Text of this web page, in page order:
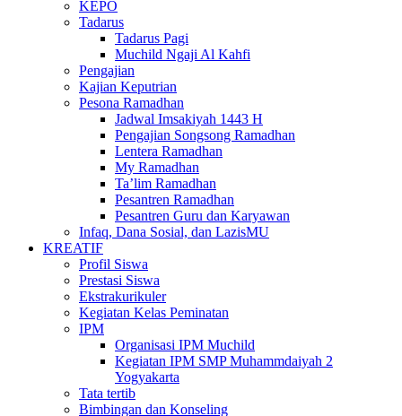
KEPO
Tadarus
Tadarus Pagi
Muchild Ngaji Al Kahfi
Pengajian
Kajian Keputrian
Pesona Ramadhan
Jadwal Imsakiyah 1443 H
Pengajian Songsong Ramadhan
Lentera Ramadhan
My Ramadhan
Ta’lim Ramadhan
Pesantren Ramadhan
Pesantren Guru dan Karyawan
Infaq, Dana Sosial, dan LazisMU
KREATIF
Profil Siswa
Prestasi Siswa
Ekstrakurikuler
Kegiatan Kelas Peminatan
IPM
Organisasi IPM Muchild
Kegiatan IPM SMP Muhammdaiyah 2
Yogyakarta
Tata tertib
Bimbingan dan Konseling